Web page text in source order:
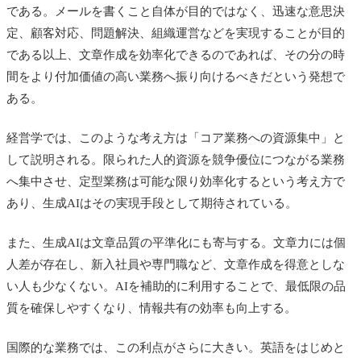
である。メールを書くこと自体が目的ではなく、迅速な意思決
定、顧客対応、問題解決、組織運営などを実現することが目的
である以上、文章作成を効率化できるのであれば、その分の時
間をより付加価値の高い業務へ振り向けるべきだという発想で
ある。
経営学では、このような考え方は「コア業務への資源集中」と
して説明される。限られた人的資源を競争優位につながる業務
へ集中させ、定型業務は可能な限り効率化するという考え方で
あり、生成AIはその実現手段として期待されている。
また、生成AIは文章品質の平準化にも寄与する。文章力には個
人差が存在し、新入社員や専門職など、文章作成を得意としな
い人も少なくない。AIを補助的に利用することで、最低限の品
質を確保しやすくなり、情報共有の効率も向上する。
国際的な業務では、この利点がさらに大きい。英語をはじめと